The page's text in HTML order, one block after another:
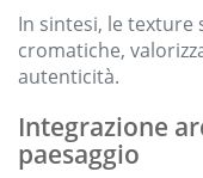
In sintesi, le
cromatiche,
autenticità.
Integrazione
paesaggio